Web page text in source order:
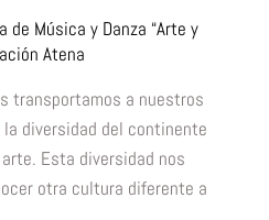
de Música y Danza “Arte y
Atena
transportamos a nuestros
diversidad del continente
Esta diversidad nos
otra cultura diferente a